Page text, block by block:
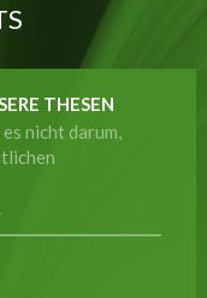
THESEN
nicht darum,